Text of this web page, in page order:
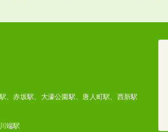
、赤坂駅、大濠公園駅、唐人町駅、西新駅
端駅